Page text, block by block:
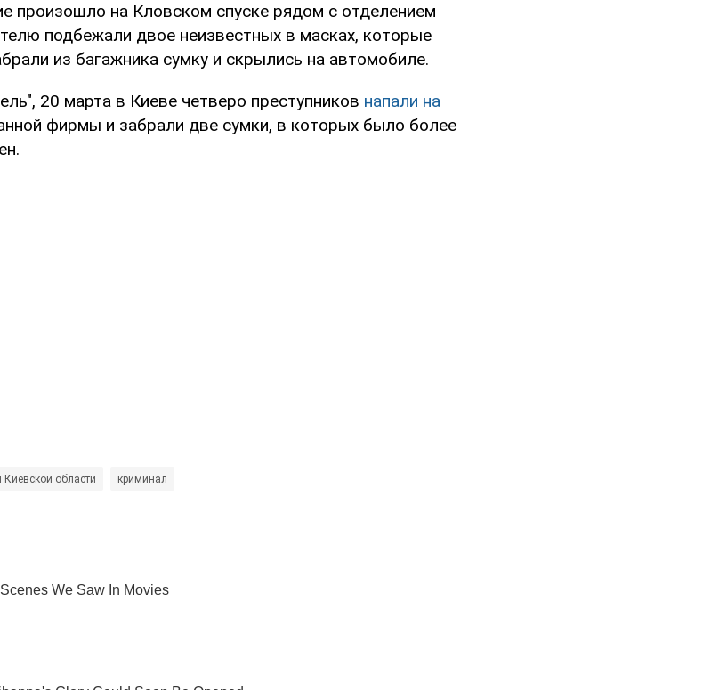
произошло на Кловском спуске рядом с отделением
подбежали двое неизвестных в масках, которые
из багажника сумку и скрылись на автомобиле.
20 марта в Киеве четверо преступников напали на
фирмы и забрали две сумки, в которых было более
Киевской области криминал